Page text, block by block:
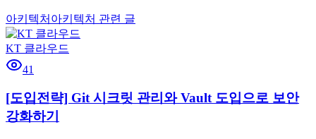
아키텍처 아키텍처 관련 글
KT 클라우드
41
[도입전략] Git 시크릿 관리와 Vault 도입으로 보안
강화하기